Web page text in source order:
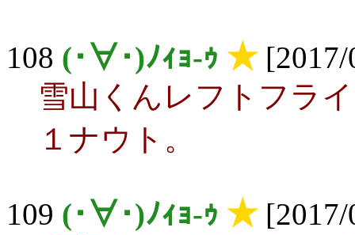
108 (･∀･)ﾉｨｮ-ｩ ★[2017/
雪山くんレフトフラ
１ナウト。
109 (･∀･)ﾉｨｮ-ｩ ★[2017/